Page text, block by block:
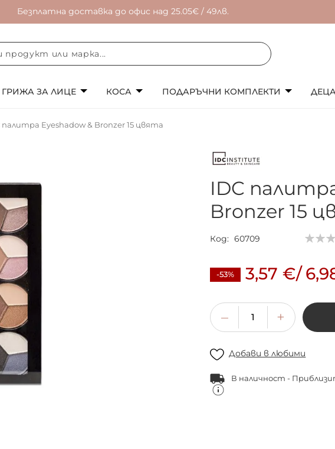
Безплатна доставка до офис над 25.05€ / 49лв.
ГРИЖА ЗА ЛИЦЕ КОСА ПОДАРЪЧНИ КОМПЛЕКТИ
палитра Eyeshadow & Bronzer 15 цвята
IDC
Bronzer 15
Код 60709
-53% 3,57 €/
Добави в любими
В наличност -